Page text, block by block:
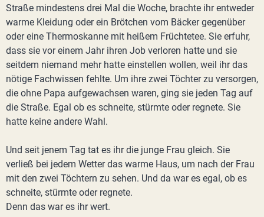
Straße mindestens drei Mal die Woche, brachte ihr entweder
warme Kleidung oder ein Brötchen vom Bäcker gegenüber
oder eine Thermoskanne mit heißem Früchtetee. Sie erfuhr,
dass sie vor einem Jahr ihren Job verloren hatte und sie
seitdem niemand mehr hatte einstellen wollen, weil ihr das
nötige Fachwissen fehlte. Um ihre zwei Töchter zu versorgen,
die ohne Papa aufgewachsen waren, ging sie jeden Tag auf
die Straße. Egal ob es schneite, stürmte oder regnete. Sie
hatte keine andere Wahl.
Und seit jenem Tag tat es ihr die junge Frau gleich. Sie
verließ bei jedem Wetter das warme Haus, um nach der Frau
mit den zwei Töchtern zu sehen. Und da war es egal, ob es
schneite, stürmte oder regnete.
Denn das war es ihr wert.